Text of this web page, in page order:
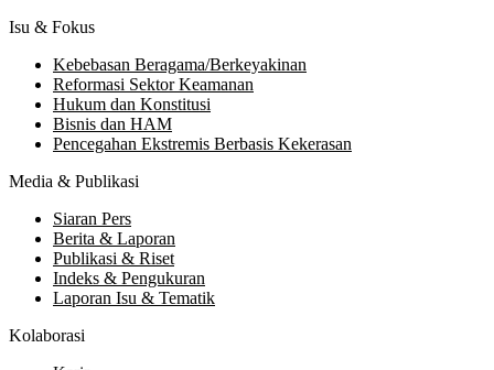
Isu & Fokus
Kebebasan Beragama/Berkeyakinan
Reformasi Sektor Keamanan
Hukum dan Konstitusi
Bisnis dan HAM
Pencegahan Ekstremis Berbasis Kekerasan
Media & Publikasi
Siaran Pers
Berita & Laporan
Publikasi & Riset
Indeks & Pengukuran
Laporan Isu & Tematik
Kolaborasi